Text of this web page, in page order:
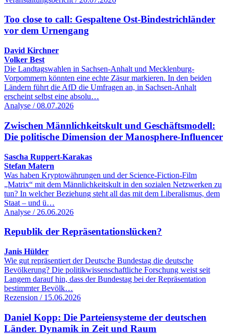
Too close to call: Gespaltene Ost-Bindestrichländer
vor dem Urnengang
David Kirchner
Volker Best
Die Landtagswahlen in Sachsen-Anhalt und Mecklenburg-
Vorpommern könnten eine echte Zäsur markieren. In den beiden
Ländern führt die AfD die Umfragen an, in Sachsen-Anhalt
erscheint selbst eine absolu…
Analyse / 08.07.2026
Zwischen Männlichkeitskult und Geschäftsmodell:
Die politische Dimension der Manosphere-Influencer
Sascha Ruppert-Karakas
Stefan Matern
Was haben Kryptowährungen und der Science-Fiction-Film
„Matrix“ mit dem Männlichkeitskult in den sozialen Netzwerken zu
tun? In welcher Beziehung steht all das mit dem Liberalismus, dem
Staat – und ü…
Analyse / 26.06.2026
Republik der Repräsentationslücken?
Janis Hülder
Wie gut repräsentiert der Deutsche Bundestag die deutsche
Bevölkerung? Die politikwissenschaftliche Forschung weist seit
Langem darauf hin, dass der Bundestag bei der Repräsentation
bestimmter Bevölk…
Rezension / 15.06.2026
Daniel Kopp: Die Parteiensysteme der deutschen
Länder. Dynamik in Zeit und Raum